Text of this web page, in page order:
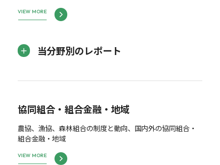
VIEW MORE
当分野別のレポート
協同組合・組合金融・地域
農協、漁協、森林組合の制度と動向、国内外の協同組合・
組合金融・地域
VIEW MORE